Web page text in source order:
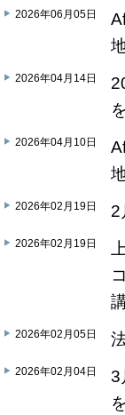
2026年06月05日
2026年04月14日
2026年04月10日
2026年02月19日 2
2026年02月19日
2026年02月05日
2026年02月04日
3